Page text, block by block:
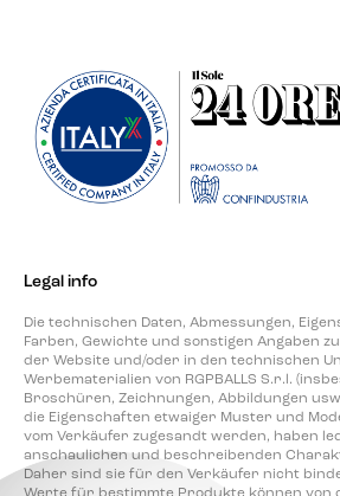
Legal info
Die technischen Daten, Abmessungen,
Farben, Gewichte und sonstigen Angaben
der Website und/oder in den technischen
Werbematerialien von RGPBALLS S.r.l.
Broschüren, Zeichnungen, Abbildungen
die Eigenschaften etwaiger Muster und
vom Verkäufer zugesandt werden, haben
anschaulichen und beschreibenden
Daher sind sie für den Verkäufer nicht